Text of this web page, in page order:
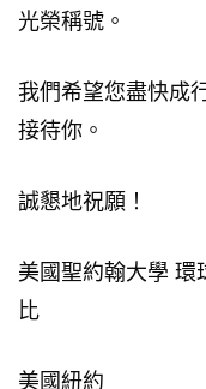
光榮稱號。
我們希望您盡快成
接待你。
誠懇地祝願！
美國聖約翰大學
比
美國紐約